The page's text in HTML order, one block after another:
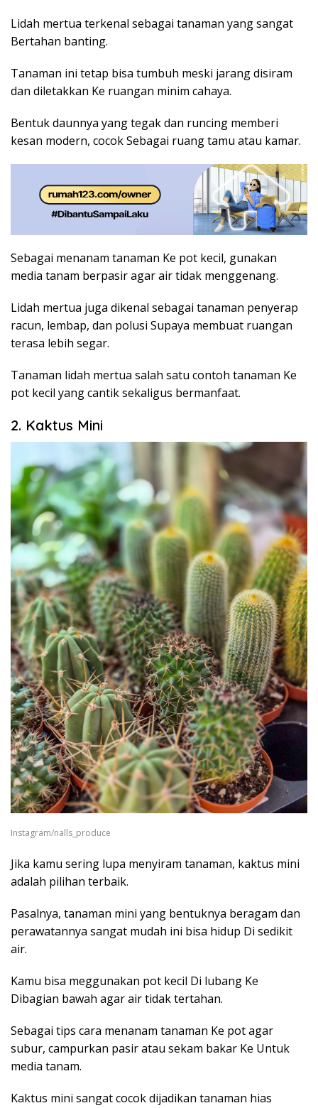
Lidah mertua terkenal sebagai tanaman yang sangat
Bertahan banting.
Tanaman ini tetap bisa tumbuh meski jarang disiram
dan diletakkan Ke ruangan minim cahaya.
Bentuk daunnya yang tegak dan runcing memberi
kesan modern, cocok Sebagai ruang tamu atau kamar.
Sebagai menanam tanaman Ke pot kecil, gunakan
media tanam berpasir agar air tidak menggenang.
Lidah mertua juga dikenal sebagai tanaman penyerap
racun, lembap, dan polusi Supaya membuat ruangan
terasa lebih segar.
Tanaman lidah mertua salah satu contoh tanaman Ke
pot kecil yang cantik sekaligus bermanfaat.
2. Kaktus Mini
Instagram/nalls_produce
Jika kamu sering lupa menyiram tanaman, kaktus mini
adalah pilihan terbaik.
Pasalnya, tanaman mini yang bentuknya beragam dan
perawatannya sangat mudah ini bisa hidup Di sedikit
air.
Kamu bisa meggunakan pot kecil Di lubang Ke
Dibagian bawah agar air tidak tertahan.
Sebagai tips cara menanam tanaman Ke pot agar
subur, campurkan pasir atau sekam bakar Ke Untuk
media tanam.
Kaktus mini sangat cocok dijadikan tanaman hias